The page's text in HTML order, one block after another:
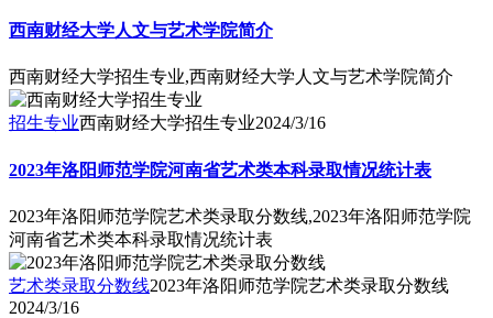
西南财经大学人文与艺术学院简介
西南财经大学招生专业,西南财经大学人文与艺术学院简介
招生专业西南财经大学招生专业2024/3/16
2023年洛阳师范学院河南省艺术类本科录取情况统计表
2023年洛阳师范学院艺术类录取分数线,2023年洛阳师范学院
河南省艺术类本科录取情况统计表
艺术类录取分数线2023年洛阳师范学院艺术类录取分数线
2024/3/16